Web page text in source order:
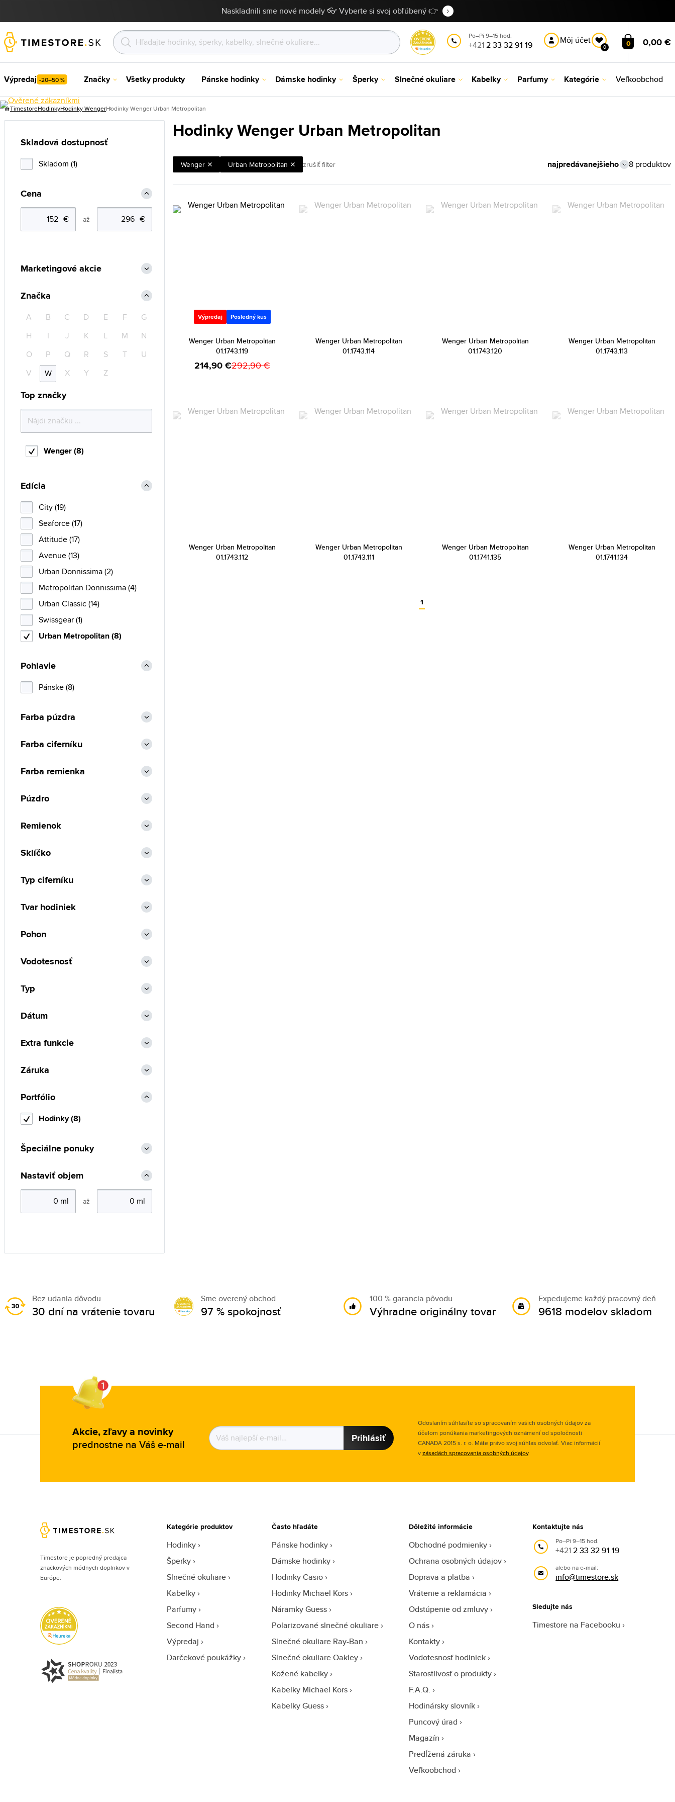
Naskladnili sme nové modely 👓 Vyberte si svoj obľúbený 👉
Po–Pi 9–15 hod.
+4212 33 32 91 19 Môj účet
0 0 0,00 €
Výpredaj -20–50 % Značky Všetky produkty Pánske hodinky Dámske hodinky Šperky Slnečné okuliare Kabelky Parfumy Kategórie Veľkoobchod
TimestoreHodinkyHodinky WengerHodinky Wenger Urban Metropolitan
Hodinky Wenger Urban Metropolitan
Wenger Urban Metropolitan zrušiť filter 8 produktov
Výpredaj Posledný kus
Wenger Urban Metropolitan
01.1743.119
214,90 €292,90 €
Wenger Urban Metropolitan
01.1743.114
Wenger Urban Metropolitan
01.1743.120
Wenger Urban Metropolitan
01.1743.113
Wenger Urban Metropolitan
01.1743.112
Wenger Urban Metropolitan
01.1743.111
Wenger Urban Metropolitan
01.1741.135
Wenger Urban Metropolitan
01.1741.134
1
Skladová dostupnosť
Skladom (1)
Cena
až
Marketingové akcie
Značka
A B C D E F
G
H
I J K L M
N
O
P Q R S T
U
V
W X Y Z
Top značky
Wenger (8)
Edícia
City (19)
Seaforce (17)
Attitude (17)
Avenue (13)
Urban Donnissima (2)
Metropolitan Donnissima (4)
Urban Classic (14)
Swissgear (1)
Urban Metropolitan (8)
Pohlavie
Pánske (8)
Farba púzdra
Farba ciferníku
Farba remienka
Púzdro
Remienok
Sklíčko
Typ ciferníku
Tvar hodiniek
Pohon
Vodotesnosť
Typ
Dátum
Extra funkcie
Záruka
Portfólio
Hodinky (8)
Špeciálne ponuky
Nastaviť objem
až
Bez udania dôvodu
30 dní na vrátenie tovaru
Sme overený obchod
97 % spokojnosť
100 % garancia pôvodu
Výhradne originálny tovar
Expedujeme každý pracovný deň
9618 modelov skladom
Akcie, zľavy a novinky
prednostne na Váš e-mail Prihlásiť
Odoslaním súhlasíte so spracovaním vašich osobných údajov za
účelom ponúkania marketingových oznámení od spoločnosti
CANADA 2015 s. r. o. Máte právo svoj súhlas odvolať. Viac informácií
vzásadách spracovania osobných údajov.
Timestore je popredný predajca
značkových módnych doplnkov v
Európe.
Kategórie produktov
Hodinky
Šperky
Slnečné okuliare
Kabelky
Parfumy
Second Hand
Výpredaj
Darčekové poukážky
Často hľadáte
Pánske hodinky
Dámske hodinky
Hodinky Casio
Hodinky Michael Kors
Náramky Guess
Polarizované slnečné okuliare
Slnečné okuliare Ray-Ban
Slnečné okuliare Oakley
Kožené kabelky
Kabelky Michael Kors
Kabelky Guess
Dôležité informácie
Obchodné podmienky
Ochrana osobných údajov
Doprava a platba
Vrátenie a reklamácia
Odstúpenie od zmluvy
O nás
Kontakty
Vodotesnosť hodiniek
Starostlivosť o produkty
F.A.Q.
Hodinársky slovník
Puncový úrad
Magazín
Predĺžená záruka
Veľkoobchod
Kontaktujte nás
Po–Pi 9–15 hod.
+4212 33 32 91 19
alebo na e-mail:
info@timestore.sk
Sledujte nás
Timestore na Facebooku